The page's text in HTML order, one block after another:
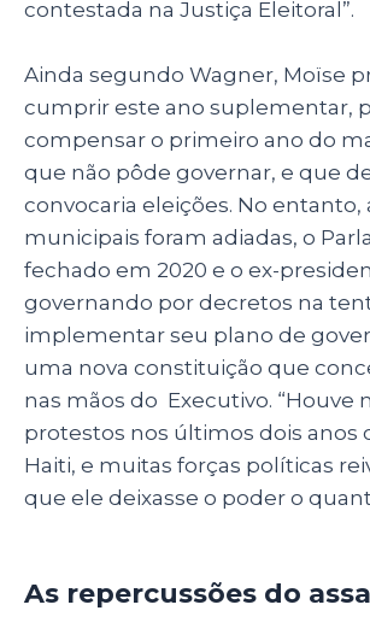
contestada na Justiça Eleitoral”.
Ainda segundo Wagner, Moïse
cumprir este ano suplementar,
compensar o primeiro ano do
que não pôde governar, e que
convocaria eleições. No entanto,
municipais foram adiadas, o
fechado em 2020 e o ex-
governando por decretos na
implementar seu plano de
uma nova constituição que
nas mãos do Executivo. “Houve
protestos nos últimos dois anos
Haiti, e muitas forças políticas
que ele deixasse o poder o
As repercussões do